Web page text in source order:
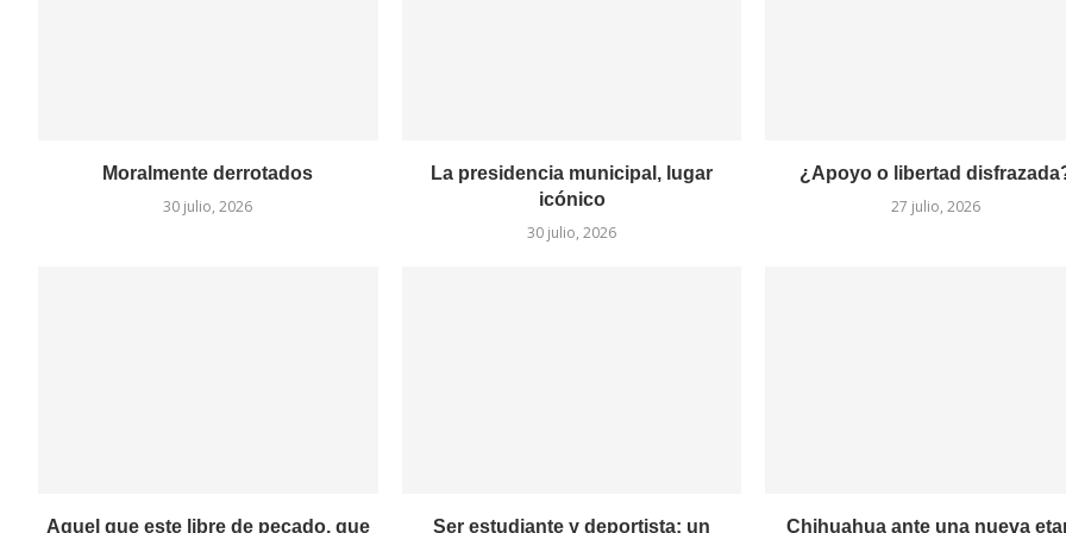
Moralmente derrotados
30 julio, 2026
La presidencia municipal, lugar
icónico
30 julio, 2026
¿Apoyo o libertad
27 julio, 2026
Aquel que este libre de pecado, que Ser estudiante y deportista: un Chihuahua ante una nueva